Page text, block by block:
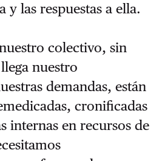
las respuestas a ella.
colectivo, sin
nuestro
demandas, están
cronificadas
internas en recursos de